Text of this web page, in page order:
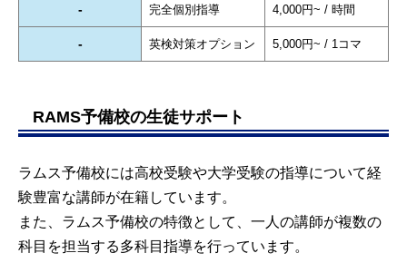
- 完全個別指導 4,000円~ / 時間
- 英検対策オプション 5,000円~ / 1コマ
RAMS予備校の生徒サポート
ラムス予備校には高校受験や大学受験の指導について経
験豊富な講師が在籍しています。
また、ラムス予備校の特徴として、一人の講師が複数の
科目を担当する多科目指導を行っています。